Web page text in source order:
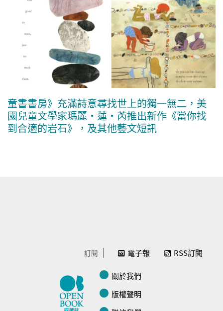
童書書房》充滿詩意尋找世上的獨一無二，美
國兒童文學家瑪麗・蓮・芮推出新作《當你找
到合適的岩石》，及其他藝文短訊
訂閱 電子報 RSS訂閱
關於我們
版權聲明